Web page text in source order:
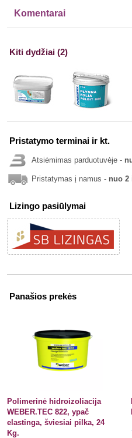
Komentarai
Kiti dydžiai (2)
Pristatymo terminai ir kt.
Atsiėmimas parduotuvėje -
Pristatymas į namus - nuo 2
Lizingo pasiūlymai
Panašios prekės
Polimerinė hidroizoliacija
WEBER.TEC 822, ypač
elastinga, šviesiai pilka, 24
Kg.